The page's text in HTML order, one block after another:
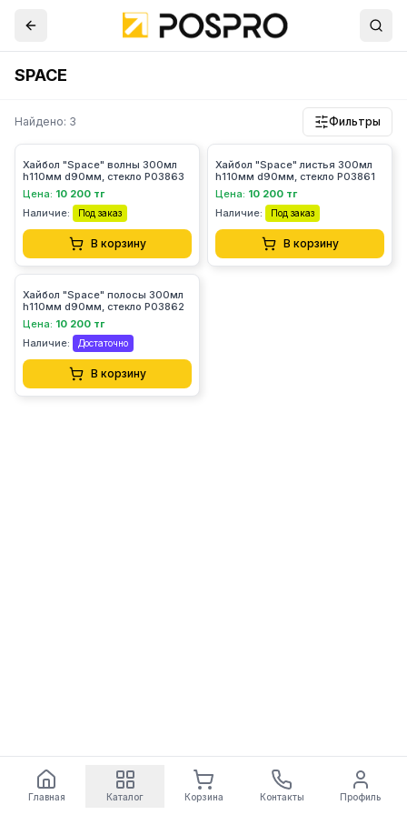
SPACE
Найдено: 3 Фильтры
Хайбол "Space" волны 300мл
h110мм d90мм, стекло P03863
Цена: 10 200 тг
Наличие:
Под заказ
В корзину
Хайбол "Space" листья 300мл
h110мм d90мм, стекло P03861
Цена: 10 200 тг
Наличие:
Под заказ
В корзину
Хайбол "Space" полосы 300мл
h110мм d90мм, стекло P03862
Цена: 10 200 тг
Наличие:
Достаточно
В корзину
Главная Каталог Корзина Контакты Профиль